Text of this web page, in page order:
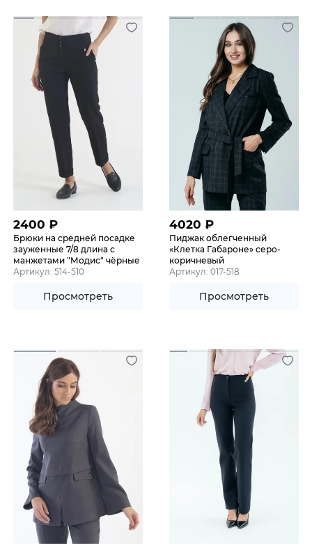
2400 ₽
Брюки на средней посадке
зауженные 7/8 длина с
манжетами "Модис" чёрные
Артикул: 514-510
Просмотреть
4020 ₽
Пиджак облегченный
«Клетка Габароне» серо-
коричневый
Артикул: 017-518
Просмотреть